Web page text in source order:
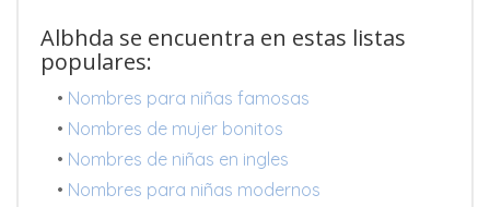
Albhda se encuentra en estas listas
populares:
• Nombres para niñas famosas
• Nombres de mujer bonitos
• Nombres de niñas en ingles
• Nombres para niñas modernos